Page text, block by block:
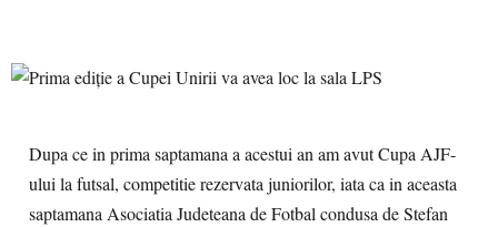
Dupa ce in prima saptamana a acestui an am avut Cupa AJF-
ului la futsal, competitie rezervata juniorilor, iata ca in aceasta
saptamana Asociatia Judeteana de Fotbal condusa de Stefan